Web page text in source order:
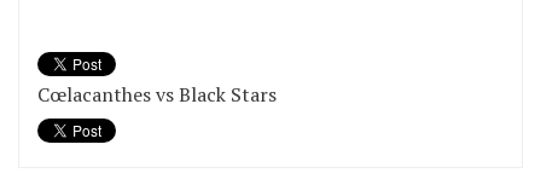
Cœlacanthes vs Black Stars